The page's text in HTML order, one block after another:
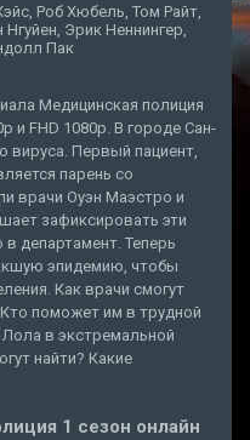
Роб Хюбель, Том Райт,
Эрик Неннингер,
Пак
Медицинская полиция
и FHD 1080p. В городе Сан-
вируса. Первый пациент,
парень со
врачи Оуэн Маэстро и
зафиксировать эти
департамент. Теперь
эпидемию, чтобы
Как врачи смогут
поможет им в трудной
Лола в экстремальной
найти? Какие
1 сезон онлайн